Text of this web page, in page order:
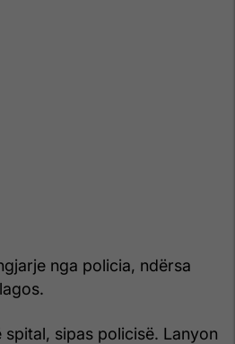
nga policia, ndërsa
sipas policisë. Lanyon